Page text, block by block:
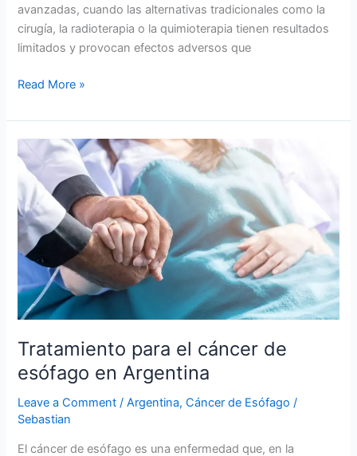
avanzadas, cuando las alternativas tradicionales como la
cirugía, la radioterapia o la quimioterapia tienen resultados
limitados y provocan efectos adversos que
Read More »
Tratamiento para el cáncer de
esófago en Argentina
Leave a Comment /Argentina,Cáncer de Esófago /
Sebastian
El cáncer de esófago es una enfermedad que, en la
Tratamiento
para
el
cáncer
de
esófago
en
Argentina